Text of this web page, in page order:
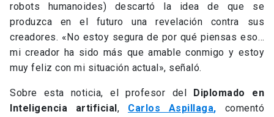
robots humanoides) descartó la idea de que se
produzca en el futuro una revelación contra sus
creadores. «No estoy segura de por qué piensas eso…
mi creador ha sido más que amable conmigo y estoy
muy feliz con mi situación actual», señaló.
Sobre esta noticia, el profesor del Diplomado en
Inteligencia artificial, Carlos Aspillaga, comentó